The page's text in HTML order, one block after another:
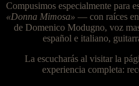
Compusimos especialmente para
«Donna Mimosa» — con raíces
de Domenico Modugno, voz
español e italiano,
La escucharás al visitar la
experiencia completa: